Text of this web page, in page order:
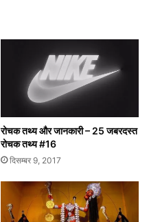
रोचक तथ्य और जानकारी – 25 जबरदस्त
रोचक तथ्य #16
दिसम्बर 9, 2017